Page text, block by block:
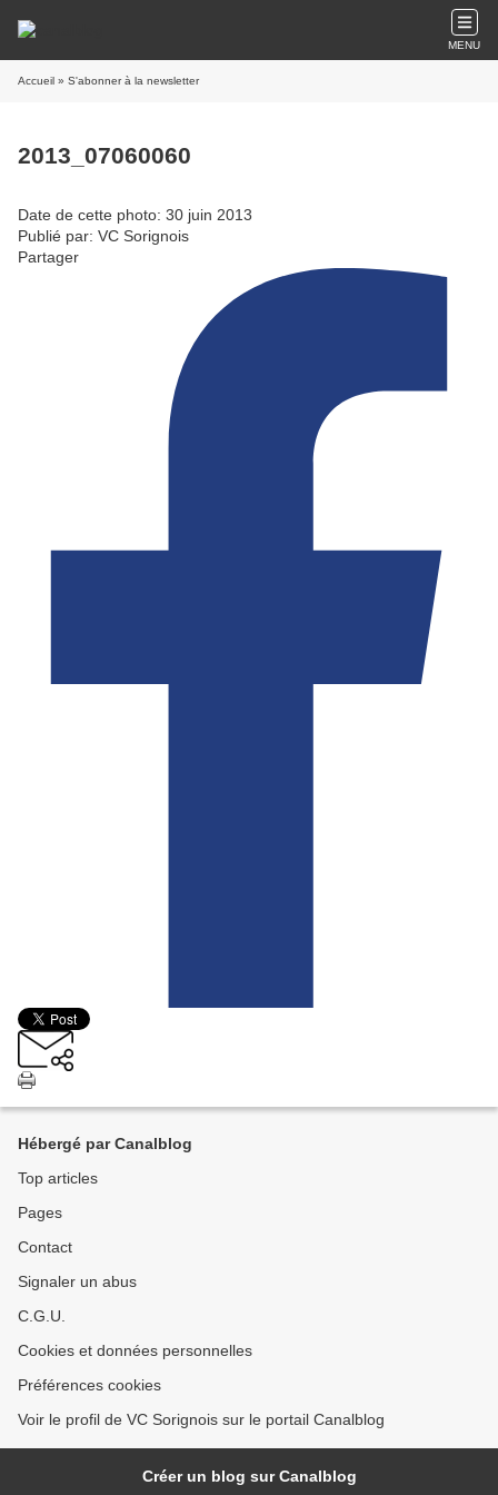
MENU
Accueil » S'abonner à la newsletter
2013_07060060
Date de cette photo: 30 juin 2013
Publié par: VC Sorignois
Partager
Hébergé par Canalblog
Top articles
Pages
Contact
Signaler un abus
C.G.U.
Cookies et données personnelles
Préférences cookies
Voir le profil de VC Sorignois sur le portail Canalblog
Créer un blog sur Canalblog